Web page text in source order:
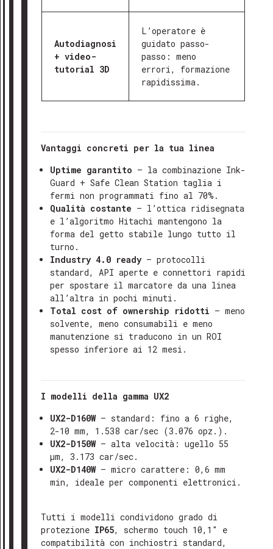
Autodiagnosi
+ video-
tutorial 3D
L’operatore è
guidato passo-
passo: meno
errori, formazione
rapidissima.
Vantaggi concreti per la tua linea
Uptime garantito – la combinazione Ink-
Guard + Safe Clean Station taglia i
fermi non programmati fino al 70%.
Qualità costante – l’ottica ridisegnata
e l’algoritmo Hitachi mantengono la
forma del getto stabile lungo tutto il
turno.
Industry 4.0 ready– protocolli
standard, API aperte e connettori rapidi
per spostare il marcatore da una linea
all’altra in pochi minuti.
Total cost of ownership ridotti – meno
solvente, meno consumabili e meno
manutenzione si traducono in un ROI
spesso inferiore ai 12 mesi.
I modelli della gamma UX2
UX2-D160W– standard: fino a 6 righe,
2-10 mm, 1.538 car/sec (3.076 opz.).
UX2-D150W– alta velocità: ugello 55
µm, 3.173 car/sec.
UX2-D140W– micro carattere: 0,6 mm
min, ideale per componenti elettronici.
Tutti i modelli condividono grado di
protezione IP65, schermo touch 10,1″ e
compatibilità con inchiostri standard,
GRAZIE PER AVERCI CONTATTATO
Gentile cliente,
il nostro team ti risponderà al più
presto, solitamente entro 24-48 ore
lavorative.